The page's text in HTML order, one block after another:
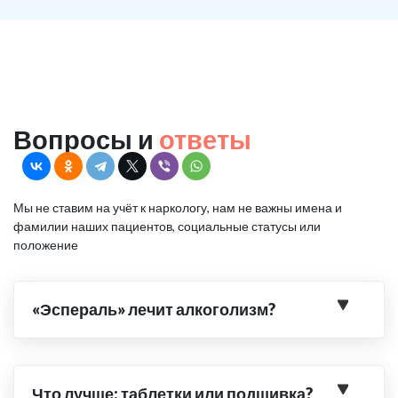
Вопросы и ответы
Мы не ставим на учёт к наркологу, нам не важны имена и
фамилии наших пациентов, социальные статусы или
положение
«Эспераль» лечит алкоголизм?
Что лучше: таблетки или подшивка?